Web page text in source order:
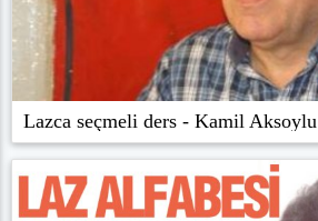
Lazca seçmeli ders - Kamil Aksoylu